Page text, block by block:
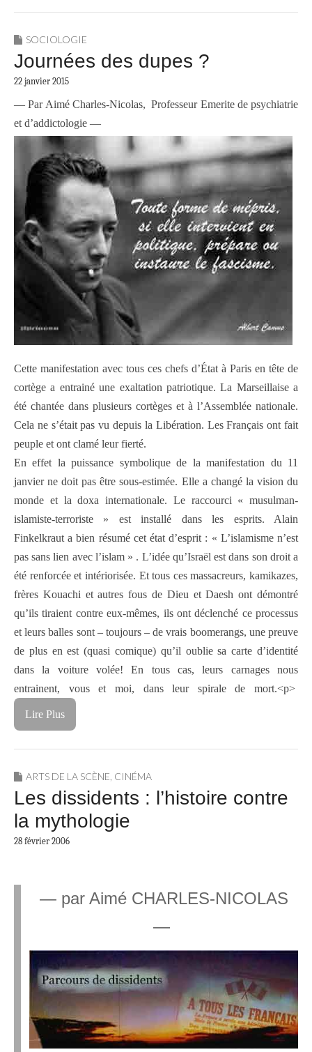
SOCIOLOGIE
Journées des dupes ?
22 janvier 2015
— Par Aimé Charles-Nicolas, Professeur Emerite de psychiatrie
et d’addictologie —
Cette manifestation avec tous ces chefs d’État à Paris en tête de
cortège a entrainé une exaltation patriotique. La Marseillaise a
été chantée dans plusieurs cortèges et à l’Assemblée nationale.
Cela ne s’était pas vu depuis la Libération. Les Français ont fait
peuple et ont clamé leur fierté.
En effet la puissance symbolique de la manifestation du 11
janvier ne doit pas être sous-estimée. Elle a changé la vision du
monde et la doxa internationale. Le raccourci « musulman-
islamiste-terroriste » est installé dans les esprits. Alain
Finkelkraut a bien résumé cet état d’esprit : « L’islamisme n’est
pas sans lien avec l’islam » . L’idée qu’Israël est dans son droit a
été renforcée et intériorisée. Et tous ces massacreurs, kamikazes,
frères Kouachi et autres fous de Dieu et Daesh ont démontré
qu’ils tiraient contre eux-mêmes, ils ont déclenché ce processus
et leurs balles sont – toujours – de vrais boomerangs, une preuve
de plus en est (quasi comique) qu’il oublie sa carte d’identité
dans la voiture volée! En tous cas, leurs carnages nous
entrainent, vous et moi, dans leur spirale de mort.<p>
Lire Plus
ARTS DE LA SCÈNE CINÉMA
Les dissidents : l’histoire contre
la mythologie
28 février 2006
— par Aimé CHARLES-NICOLAS
—